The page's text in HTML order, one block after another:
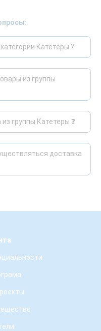
Катетеры ?
из группы
группы Катетеры ❓
доставка